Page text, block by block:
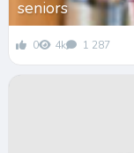
seniors
0 4k 1 287